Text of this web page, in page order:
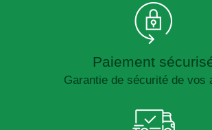
Paiement
Garantie de sécurité de vos